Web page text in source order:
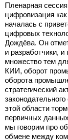
Пленарная
цифровизация
началась с
цифровых
Дождёва. Он
и разработчики,
множество тем
КИИ, оборот
оборота
стратегический
этой области
первичных
мы говорим про
обмене между